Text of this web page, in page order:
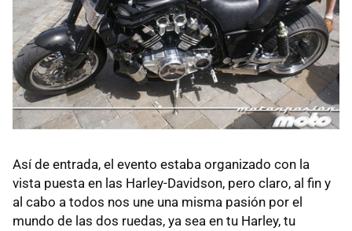
Así de entrada, el evento estaba organizado con la
vista puesta en las Harley-Davidson, pero claro, al fin y
al cabo a todos nos une una misma pasión por el
mundo de las dos ruedas, ya sea en tu Harley, tu